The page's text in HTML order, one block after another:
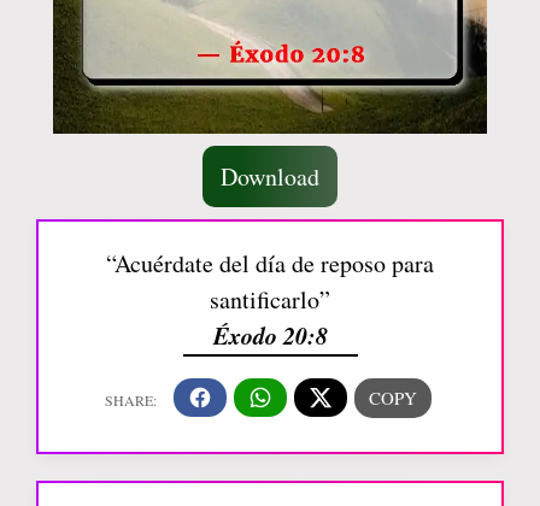
Download
“Acuérdate del día de reposo para
santificarlo”
Éxodo 20:8